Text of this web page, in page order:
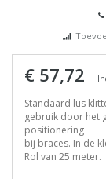
€ 57,72
Standaard lus
gebruik door het
positionering
bij braces. In de
Rol van 25 meter.